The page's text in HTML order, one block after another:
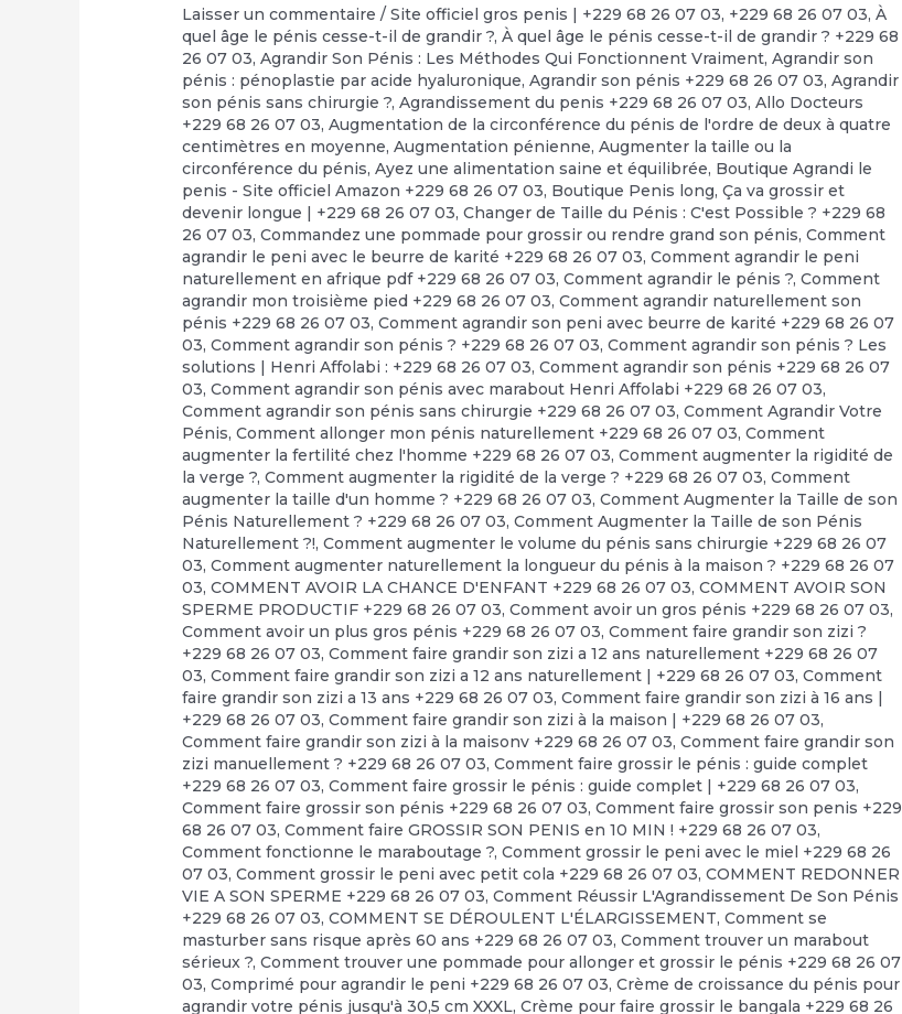
Laisser un commentaire /Site officiel gros penis | +229 68 26 07 03, +229 68 26 07 03,À
quel âge le pénis cesse-t-il de grandir ?,À quel âge le pénis cesse-t-il de grandir ? +229 68
26 07 03,Agrandir Son Pénis : Les Méthodes Qui Fonctionnent Vraiment,Agrandir son
pénis : pénoplastie par acide hyaluronique,Agrandir son pénis +229 68 26 07 03,Agrandir
son pénis sans chirurgie ?,Agrandissement du penis +229 68 26 07 03,Allo Docteurs
+229 68 26 07 03,Augmentation de la circonférence du pénis de l'ordre de deux à quatre
centimètres en moyenne,Augmentation pénienne,Augmenter la taille ou la
circonférence du pénis,Ayez une alimentation saine et équilibrée, Boutique Agrandi le
penis - Site officiel Amazon +229 68 26 07 03, Boutique Penis long,Ça va grossir et
devenir longue | +229 68 26 07 03,Changer de Taille du Pénis : C'est Possible ? +229 68
26 07 03,Commandez une pommade pour grossir ou rendre grand son pénis,Comment
agrandir le peni avec le beurre de karité +229 68 26 07 03,Comment agrandir le peni
naturellement en afrique pdf +229 68 26 07 03,Comment agrandir le pénis ?,Comment
agrandir mon troisième pied +229 68 26 07 03,Comment agrandir naturellement son
pénis +229 68 26 07 03,Comment agrandir son peni avec beurre de karité +229 68 26 07
03,Comment agrandir son pénis ? +229 68 26 07 03,Comment agrandir son pénis ? Les
solutions | Henri Affolabi : +229 68 26 07 03,Comment agrandir son pénis +229 68 26 07
03,Comment agrandir son pénis avec marabout Henri Affolabi +229 68 26 07 03,
Comment agrandir son pénis sans chirurgie +229 68 26 07 03,Comment Agrandir Votre
Pénis,Comment allonger mon pénis naturellement +229 68 26 07 03,Comment
augmenter la fertilité chez l'homme +229 68 26 07 03,Comment augmenter la rigidité de
la verge ?,Comment augmenter la rigidité de la verge ? +229 68 26 07 03,Comment
augmenter la taille d'un homme ? +229 68 26 07 03,Comment Augmenter la Taille de son
Pénis Naturellement ? +229 68 26 07 03,Comment Augmenter la Taille de son Pénis
Naturellement ?!,Comment augmenter le volume du pénis sans chirurgie +229 68 26 07
03,Comment augmenter naturellement la longueur du pénis à la maison ? +229 68 26 07
03,COMMENT AVOIR LA CHANCE D'ENFANT +229 68 26 07 03,COMMENT AVOIR SON
SPERME PRODUCTIF +229 68 26 07 03,Comment avoir un gros pénis +229 68 26 07 03,
Comment avoir un plus gros pénis +229 68 26 07 03,Comment faire grandir son zizi ?
+229 68 26 07 03,Comment faire grandir son zizi a 12 ans naturellement +229 68 26 07
03,Comment faire grandir son zizi a 12 ans naturellement | +229 68 26 07 03,Comment
faire grandir son zizi a 13 ans +229 68 26 07 03,Comment faire grandir son zizi à 16 ans |
+229 68 26 07 03,Comment faire grandir son zizi à la maison | +229 68 26 07 03,
Comment faire grandir son zizi à la maisonv +229 68 26 07 03,Comment faire grandir son
zizi manuellement ? +229 68 26 07 03,Comment faire grossir le pénis : guide complet
+229 68 26 07 03,Comment faire grossir le pénis : guide complet | +229 68 26 07 03,
Comment faire grossir son pénis +229 68 26 07 03,Comment faire grossir son penis +229
68 26 07 03,Comment faire GROSSIR SON PENIS en 10 MIN ! +229 68 26 07 03,
Comment fonctionne le maraboutage ?,Comment grossir le peni avec le miel +229 68 26
07 03,Comment grossir le peni avec petit cola +229 68 26 07 03,COMMENT REDONNER
VIE A SON SPERME +229 68 26 07 03,Comment Réussir L'Agrandissement De Son Pénis
+229 68 26 07 03,COMMENT SE DÉROULENT L'ÉLARGISSEMENT,Comment se
masturber sans risque après 60 ans +229 68 26 07 03,Comment trouver un marabout
sérieux ?,Comment trouver une pommade pour allonger et grossir le pénis +229 68 26 07
03,Comprimé pour agrandir le peni +229 68 26 07 03,Crème de croissance du pénis pour
agrandir votre pénis jusqu'à 30,5 cm XXXL,Crème pour faire grossir le bangala +229 68 26